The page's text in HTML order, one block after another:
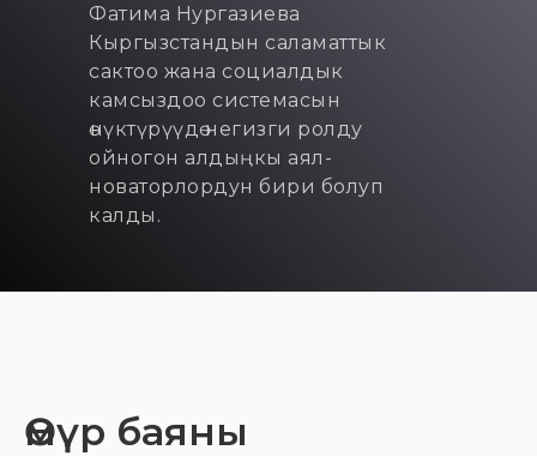
Фатима Нургазиева
Кыргызстандын саламаттык
сактоо жана социалдык
камсыздоо системасын
өнүктүрүүдө негизги ролду
ойногон алдыңкы аял-
новаторлордун бири болуп
калды.
Өмүр баяны